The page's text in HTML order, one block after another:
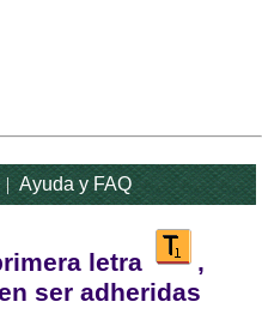
Ayuda y FAQ
letra
,
ser adheridas